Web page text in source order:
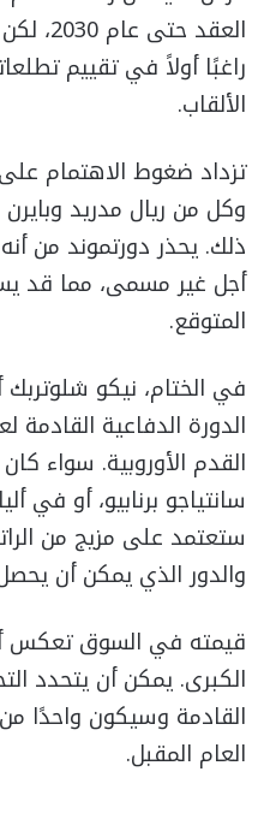
العقد
راغبًا أولاً في تقييم
الألقاب.
تزداد ضغوط الاهتمام
وكل من ريال مدريد
ذلك. يحذر دورتموند من
أجل غير مسمى، مما قد
المتوقع.
في الختام، نيكو
الدورة الدفاعية
القدم الأوروبية. سواء
سانتياجو برنابيو، أو في
ستعتمد على مزيج من
والدور الذي يمكن أن
قيمته في السوق تعكس
الكبرى. يمكن أن يتحدد
القادمة وسيكون واحدًا من
العام المقبل.